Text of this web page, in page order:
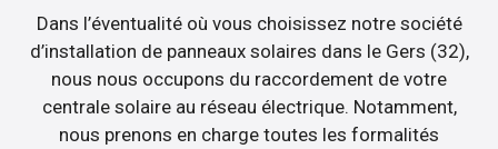
Dans l’éventualité où vous choisissez notre société
d’installation de panneaux solaires dans le Gers (32),
nous nous occupons du raccordement de votre
centrale solaire au réseau électrique. Notamment,
nous prenons en charge toutes les formalités